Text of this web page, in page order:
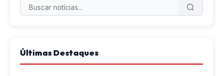
Últimas Destaques